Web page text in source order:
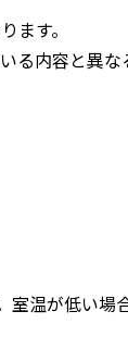
ます。
内容と異な
温が低い場